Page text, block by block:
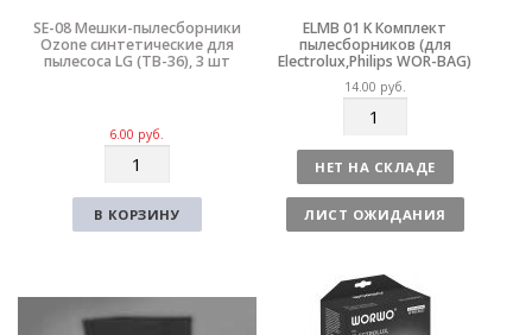
SE-08 Мешки-пылесборники
Ozone синтетические для
пылесоса LG (TB-36), 3 шт
6.00 руб.
л
и
с
т
В КОРЗИНУ
ELMB 01 K Комплект
пылесборников (для
Electrolux,Philips WOR-BAG)
14.00 руб.
л
и
ч
е
т
о
НЕТ НА СКЛАДЕ
ЛИСТ ОЖИДАНИЯ